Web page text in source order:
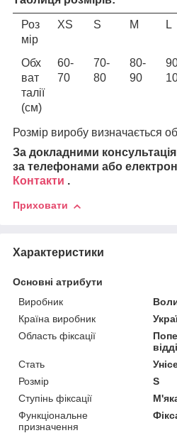
Роз
мір
ХS S М L
Обх
ват
талії
(см)
60-
70
70-
80
80-
90
Розмір виробу визначається
За докладними
за телефонами або
Контакти .
Приховати
Характеристики
Основні атрибути
Виробник
Країна виробник
Область фіксації
Стать
Розмір
S
Ступінь фіксації
Функціональне
призначення